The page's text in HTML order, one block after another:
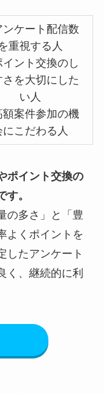
ンケート配信数
重視する人
イント交換のし
さを大切にした
い人
額案件参加の機
にこだわる人
ポイント交換の
。
の多さ」と「豊
よくポイントを
したアンケート
く、継続的に利